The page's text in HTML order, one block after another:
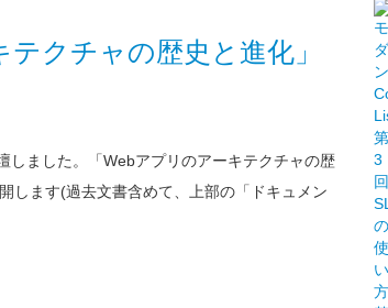
クチャの歴史と進化」
しました。「Webアプリのアーキテクチャの歴
します(過去文書含めて、上部の「ドキュメン